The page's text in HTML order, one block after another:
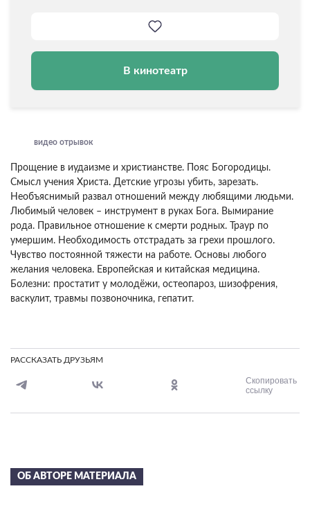
В кинотеатр
видео отрывок
Прощение в иудаизме и христианстве. Пояс Богородицы.
Смысл учения Христа. Детские угрозы убить, зарезать.
Необъяснимый развал отношений между любящими людьми.
Любимый человек – инструмент в руках Бога. Вымирание
рода. Правильное отношение к смерти родных. Траур по
умершим. Необходимость отстрадать за грехи прошлого.
Чувство постоянной тяжести на работе. Основы любого
желания человека. Европейская и китайская медицина.
Болезни: простатит у молодёжи, остеопароз, шизофрения,
васкулит, травмы позвоночника, гепатит.
РАССКАЗАТЬ ДРУЗЬЯМ
Скопировать
ссылку
ОБ АВТОРЕ МАТЕРИАЛА